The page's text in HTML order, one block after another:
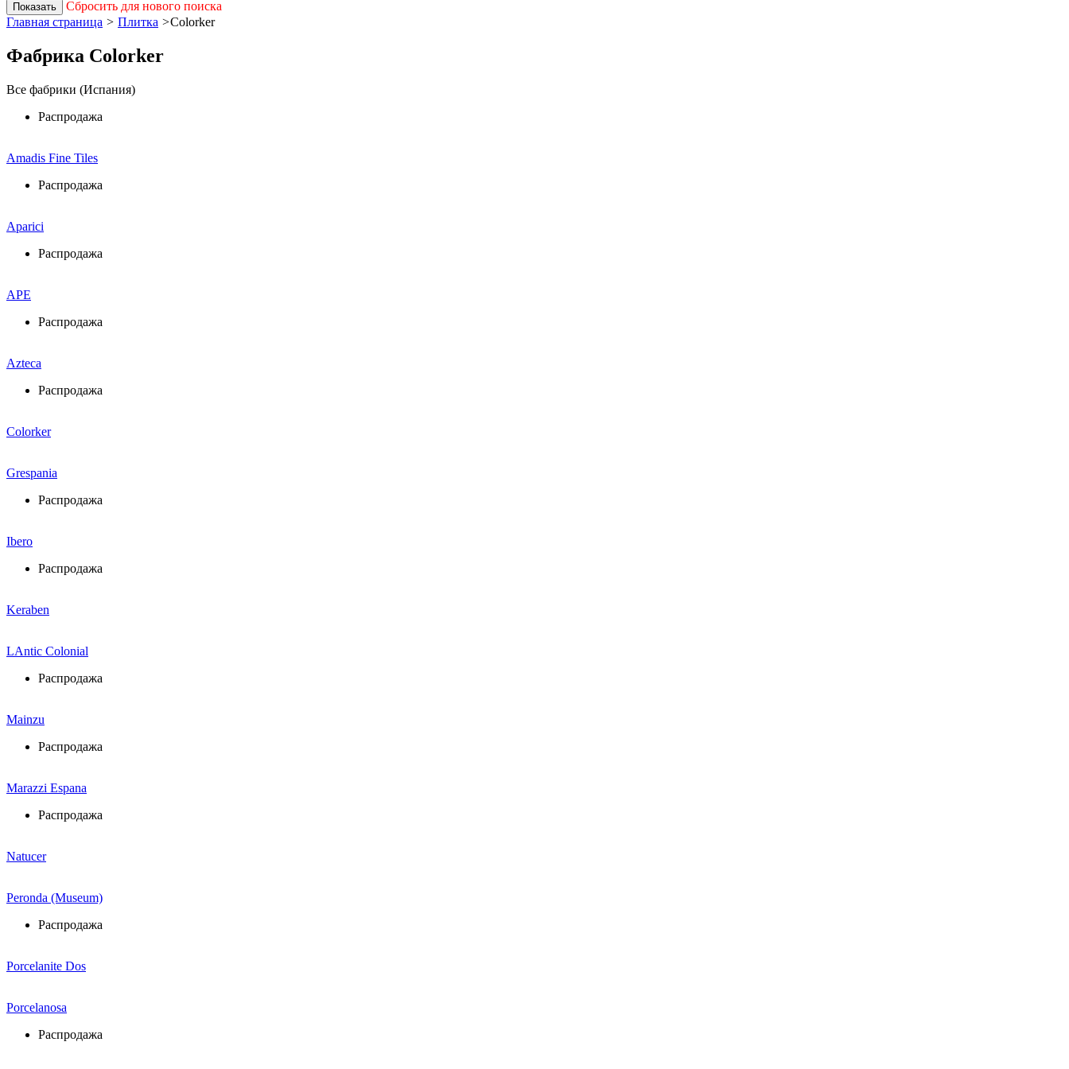
Показать
Сбросить для нового поиска
Главная страница > Плитка >Colorker
Фабрика Colorker
Все фабрики (Испания)
Распродажа
Amadis Fine Tiles
Распродажа
Aparici
Распродажа
APE
Распродажа
Azteca
Распродажа
Colorker
Grespania
Распродажа
Ibero
Распродажа
Keraben
LAntic Colonial
Распродажа
Mainzu
Распродажа
Marazzi Espana
Распродажа
Natucer
Peronda (Museum)
Распродажа
Porcelanite Dos
Porcelanosa
Распродажа